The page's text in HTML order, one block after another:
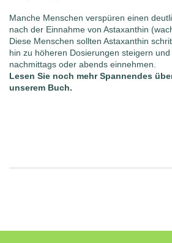
Manche Menschen verspüren einen
nach der Einnahme von Astaxanthin
Diese Menschen sollten Astaxanthin
hin zu höheren Dosierungen steigern
nachmittags oder abends einnehmen.
Lesen Sie noch mehr Spannendes
unserem Buch.